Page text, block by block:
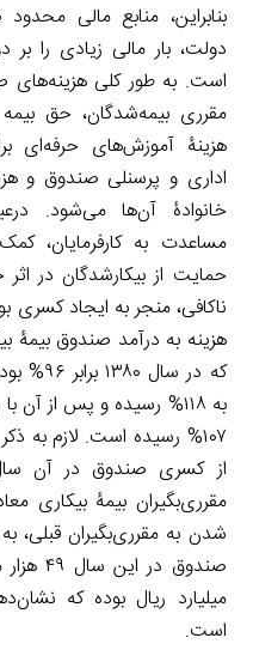
بنابراین، منابع مالی
دولت، بار مالی زیادی را
است. به طور کلی هزینه‌های
مقرری بیمه‌شدگان، حق بیمه
هزینۀ آموزش‌های حرفه‌ای
اداری و پرسنلی صندوق و
خانوادۀ آن‌ها می‌شود.
مساعدت به کارفرمایان،
حمایت از بیکارشدگان در
ناکافی، منجر به ایجاد
هزینه به درآمد صندوق بیمۀ
میلیارد ریال بوده که
است.